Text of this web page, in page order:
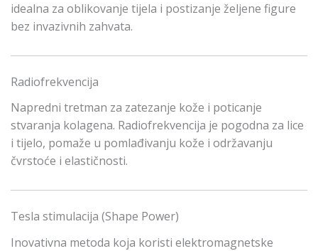
idealna za oblikovanje tijela i postizanje željene figure
bez invazivnih zahvata.
Radiofrekvencija
Napredni tretman za zatezanje kože i poticanje
stvaranja kolagena. Radiofrekvencija je pogodna za lice
i tijelo, pomaže u pomlađivanju kože i održavanju
čvrstoće i elastičnosti.
Tesla stimulacija (Shape Power)
Inovativna metoda koja koristi elektromagnetske